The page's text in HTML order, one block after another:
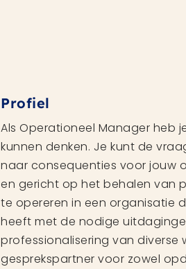
Profiel
Als Operationeel Manager heb
kunnen denken. Je kunt de
naar consequenties voor jouw
en gericht op het behalen van
te opereren in een organisatie
heeft met de nodige
professionalisering van diverse
gesprekspartner voor zowel